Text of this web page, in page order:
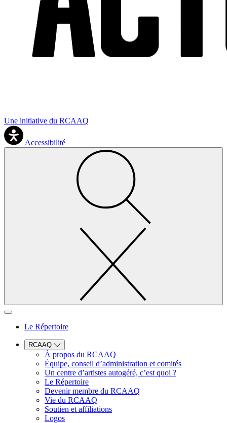
Une initiative du RCAAQ
Accessibilité
Le Répertoire
RCAAQ
À propos du RCAAQ
Équipe, conseil d’administration et comités
Un centre d’artistes autogéré, c’est quoi ?
Le Répertoire
Devenir membre du RCAAQ
Vie du RCAAQ
Soutien et affiliations
Logos